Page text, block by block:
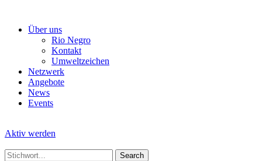
Über uns
Rio Negro
Kontakt
Umweltzeichen
Netzwerk
Angebote
News
Events
Aktiv werden